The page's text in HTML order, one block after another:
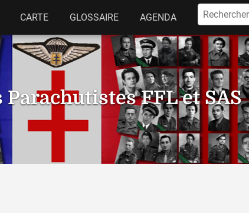
FFL et SAS
CARTE GLOSSAIRE AGENDA
Rechercher :